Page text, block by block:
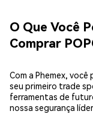
O Que Você
Comprar
Com a Phemex,
seu primeiro trade
ferramentas de
nossa segurança